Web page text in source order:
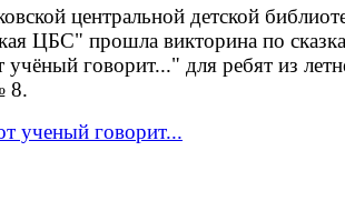
центральной детской
ЦБС" прошла викторина по
говорит..." для ребят из
8.
ученый говорит...